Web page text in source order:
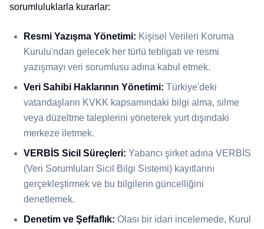
sorumluluklarla kurarlar:
Resmi Yazışma Yönetimi: Kişisel Verileri Koruma
Kurulu'ndan gelecek her türlü tebligatı ve resmi
yazışmayı veri sorumlusu adına kabul etmek.
Veri Sahibi Haklarının Yönetimi: Türkiye'deki
vatandaşların KVKK kapsamındaki bilgi alma, silme
veya düzeltme taleplerini yöneterek yurt dışındaki
merkeze iletmek.
VERBİS Sicil Süreçleri: Yabancı şirket adına VERBİS
(Veri Sorumluları Sicil Bilgi Sistemi) kayıtlarını
gerçekleştirmek ve bu bilgilerin güncelliğini
denetlemek.
Denetim ve Şeffaflık: Olası bir idari incelemede, Kurul